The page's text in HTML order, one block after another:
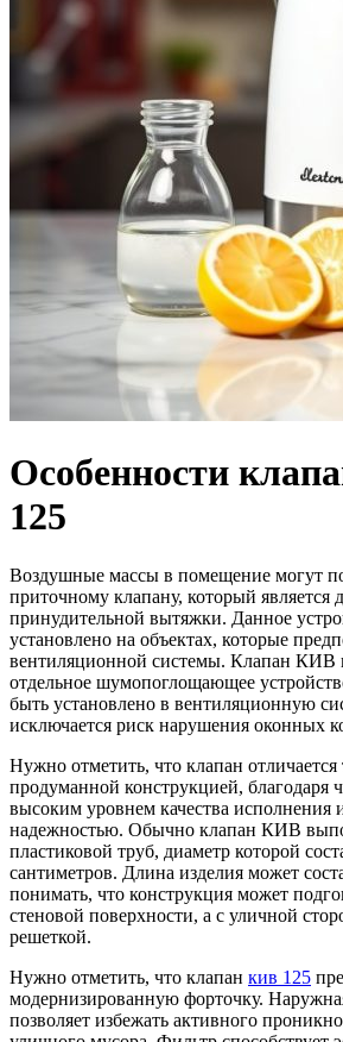
Особенности
125
Воздушные массы в помещение могут
приточному клапану, который является
принудительной вытяжки. Данное
установлено на объектах, которые
вентиляционной системы. Клапан КИВ
отдельное шумопоглощающее
быть установлено в вентиляционную
исключается риск нарушения оконных
Нужно отметить, что клапан отличается
продуманной конструкцией, благодаря
высоким уровнем качества исполнения
надежностью. Обычно клапан КИВ
пластиковой труб, диаметр которой
сантиметров. Длина изделия может
понимать, что конструкция может
стеновой поверхности, а с уличной
решеткой.
Нужно отметить, что клапан кив 125
модернизированную форточку.
позволяет избежать активного